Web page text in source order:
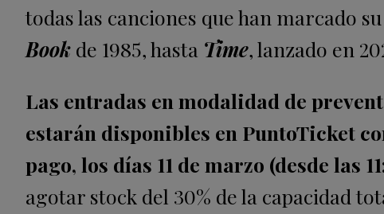
todas las canciones que han marcado
Book de 1985, hasta Time, lanzado en
Las entradas en modalidad de
estarán disponibles en PuntoTicket
pago, los días 11 de marzo (desde las
agotar stock del 30% de la capacidad